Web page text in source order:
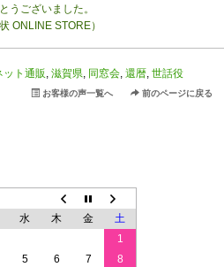
うございました。
ONLINE STORE）
ット通販 , 滋賀県, 同窓会, 還暦, 世話役
お客様の声一覧へ 前のページに戻る
水 木 金
土
1
5 6 7
8